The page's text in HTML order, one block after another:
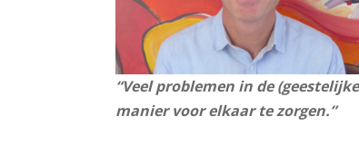
“Veel problemen in de
manier voor elkaar te zorgen.”